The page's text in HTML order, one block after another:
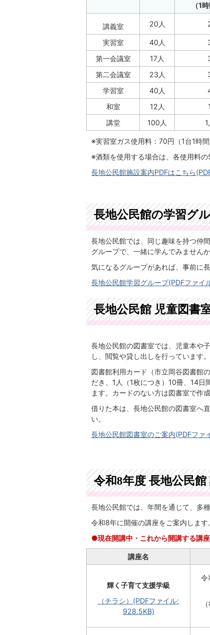
（1
講義室 20人
実習室 40人
第一会議室
17人
第二会議室
23人
学習室
40人
和室
12人
講堂
100人
※実習室ガス使用料：70円（1台1時間
※酒類を使用する場合は、各使用料の
長地公民館施設案内PDFはこちら
長地公民館の学習グ
長地公民館では、同じ趣味を持つ仲
グループで、一緒に学んでみません
気になるグループがあれば、事前に
長地公民館学習グループ(PDFファイ
長地公民館 児童図書
長地公民館の図書室では、児童本や
し、閲覧や貸し出しを行っています。
図書館利用カード（市立岡谷図書館
だき、1人（1枚につき）10冊、14日
ます。カードのない方は図書室で作成
借りた本は、長地公民館の図書室へ
い。
長地公民館図書室のご案内(PDFファ
令和8年度 長地公民
長地公民館では、年間を通じて、多
令和8年に開催の講座をご案内しま
●現在開講中・これから開講する講座
講座名
輝く子育て支援学級
（チラシ）(PDFファイル:
928.5KB)
令